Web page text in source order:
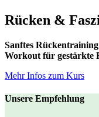
Rücken &
Sanftes
Workout für gestärkte
Mehr Infos zum Kurs
Unsere Empfehlung